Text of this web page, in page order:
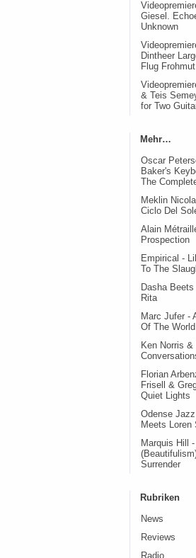
Giesel.
Unknown
Dintheer
Flug Frohmut
& Teis
for Two
Mehr…
Oscar
Baker's
The
Meklin
Ciclo Del
Alain
Prospection
Empirical -
To The
Dasha
Rita
Marc Jufer -
Of The World
Ken Norris
Florian
Frisell &
Quiet Lights
Odense
Meets Loren
Marquis Hill -
Surrender
Rubriken
News
Reviews
Radio